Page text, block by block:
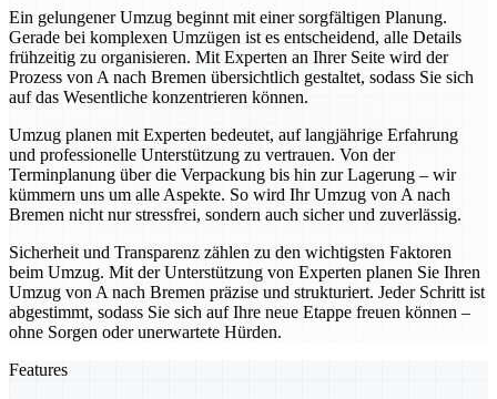
Ein gelungener Umzug beginnt mit einer sorgfältigen Planung.
Gerade bei komplexen Umzügen ist es entscheidend, alle Details
frühzeitig zu organisieren. Mit Experten an Ihrer Seite wird der
Prozess von A nach Bremen übersichtlich gestaltet, sodass Sie sich
auf das Wesentliche konzentrieren können.
Umzug planen mit Experten bedeutet, auf langjährige Erfahrung
und professionelle Unterstützung zu vertrauen. Von der
Terminplanung über die Verpackung bis hin zur Lagerung – wir
kümmern uns um alle Aspekte. So wird Ihr Umzug von A nach
Bremen nicht nur stressfrei, sondern auch sicher und zuverlässig.
Sicherheit und Transparenz zählen zu den wichtigsten Faktoren
beim Umzug. Mit der Unterstützung von Experten planen Sie Ihren
Umzug von A nach Bremen präzise und strukturiert. Jeder Schritt ist
abgestimmt, sodass Sie sich auf Ihre neue Etappe freuen können –
ohne Sorgen oder unerwartete Hürden.
Features